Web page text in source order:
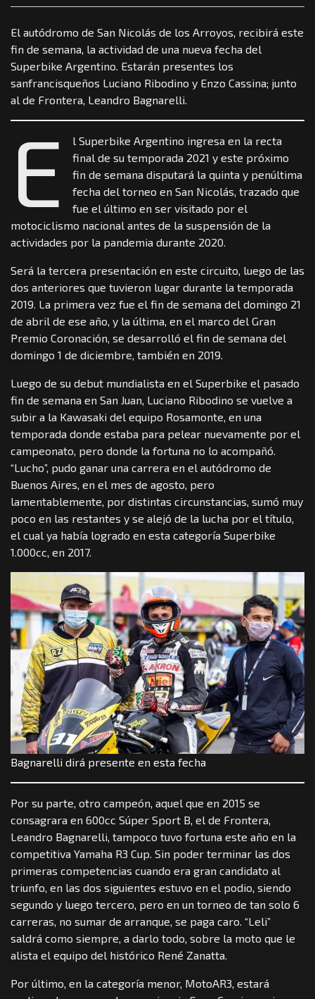
El autódromo de San Nicolás de los Arroyos, recibirá este
fin de semana, la actividad de una nueva fecha del
Superbike Argentino. Estarán presentes los
sanfrancisqueños Luciano Ribodino y Enzo Cassina; junto
al de Frontera, Leandro Bagnarelli.
E
l Superbike Argentino ingresa en la recta
final de su temporada 2021 y este próximo
fin de semana disputará la quinta y penúltima
fecha del torneo en San Nicolás, trazado que
fue el último en ser visitado por el
motociclismo nacional antes de la suspensión de la
actividades por la pandemia durante 2020.
Será la tercera presentación en este circuito, luego de las
dos anteriores que tuvieron lugar durante la temporada
2019. La primera vez fue el fin de semana del domingo 21
de abril de ese año, y la última, en el marco del Gran
Premio Coronación, se desarrolló el fin de semana del
domingo 1 de diciembre, también en 2019.
Luego de su debut mundialista en el Superbike el pasado
fin de semana en San Juan, Luciano Ribodino se vuelve a
subir a la Kawasaki del equipo Rosamonte, en una
temporada donde estaba para pelear nuevamente por el
campeonato, pero donde la fortuna no lo acompañó.
“Lucho”, pudo ganar una carrera en el autódromo de
Buenos Aires, en el mes de agosto, pero
lamentablemente, por distintas circunstancias, sumó muy
poco en las restantes y se alejó de la lucha por el título,
el cual ya había logrado en esta categoría Superbike
1.000cc, en 2017.
Bagnarelli dirá presente en esta fecha
Por su parte, otro campeón, aquel que en 2015 se
consagrara en 600cc Súper Sport B, el de Frontera,
Leandro Bagnarelli, tampoco tuvo fortuna este año en la
competitiva Yamaha R3 Cup. Sin poder terminar las dos
primeras competencias cuando era gran candidato al
triunfo, en las dos siguientes estuvo en el podio, siendo
segundo y luego tercero, pero en un torneo de tan solo 6
carreras, no sumar de arranque, se paga caro. “Leli”
saldrá como siempre, a darlo todo, sobre la moto que le
alista el equipo del histórico René Zanatta.
Por último, en la categoría menor, MotoAR3, estará